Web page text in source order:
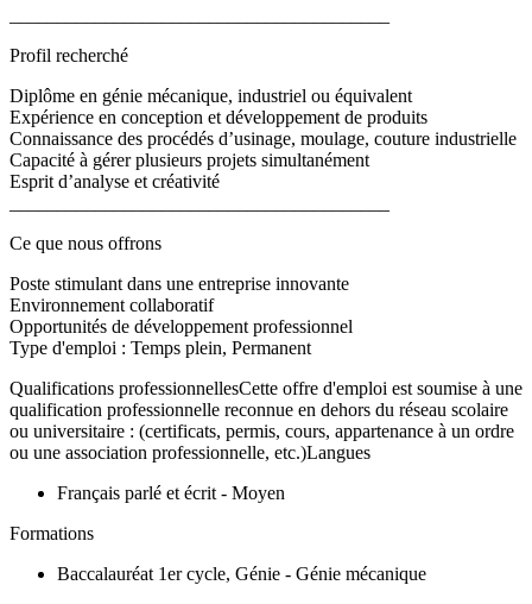
Profil recherché
Diplôme en génie mécanique, industriel ou équivalent
Expérience en conception et développement de produits
Connaissance des procédés d’usinage, moulage, couture industrielle
Capacité à gérer plusieurs projets simultanément
Esprit d’analyse et créativité
Ce que nous offrons
Poste stimulant dans une entreprise innovante
Environnement collaboratif
Opportunités de développement professionnel
Type d'emploi : Temps plein, Permanent
Qualifications professionnellesCette offre d'emploi est soumise à une
qualification professionnelle reconnue en dehors du réseau scolaire
ou universitaire : (certificats, permis, cours, appartenance à un ordre
ou une association professionnelle, etc.)Langues
Français parlé et écrit - Moyen
Formations
Baccalauréat 1er cycle, Génie - Génie mécanique